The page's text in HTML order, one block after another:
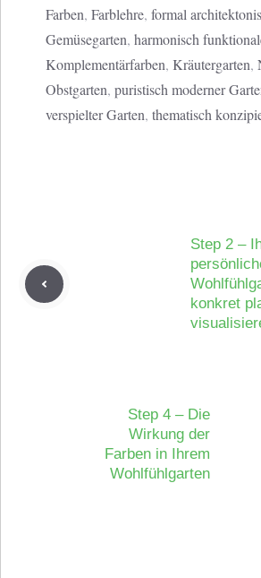
Farben, Farblehre, formal
Gemüsegarten, harmonisch
Komplementärfarben, Kräutergarten,
Obstgarten, puristisch moderner
verspielter Garten, thematisch
Step 2 –
konkret
Step 4 – Die
Wirkung der
Farben in Ihrem
Wohlfühlgarten